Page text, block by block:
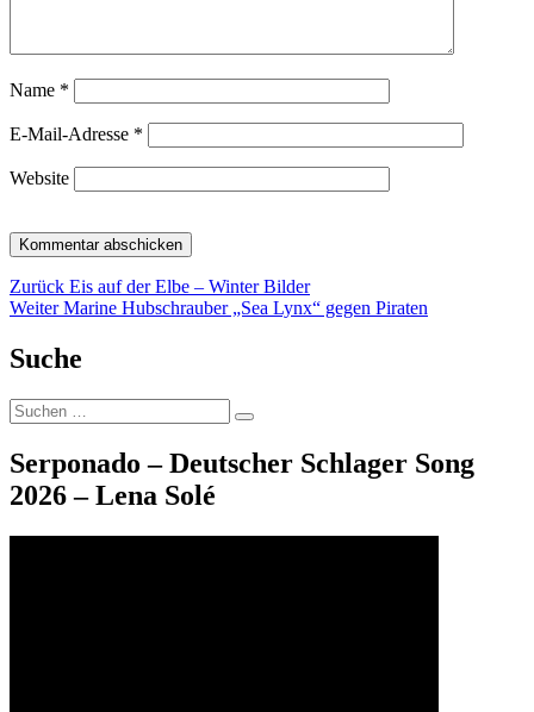
Name *
E-Mail-Adresse *
Website
Beitragsnavigation
Zurück Vorheriger
Beitrag:
Eis auf der Elbe – Winter Bilder
Weiter Nächster
Marine Hubschrauber „Sea Lynx“ gegen Piraten
Suche
Suche
nach:
Suchen
Serponado – Deutscher Schlager Song
2026 – Lena Solé